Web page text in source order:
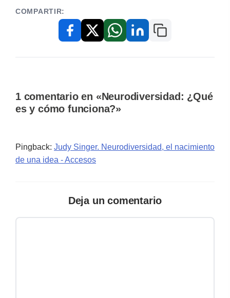
COMPARTIR:
FacebookX / TwitterWhatsAppLinkedInCopiar enlace
1 comentario en «Neurodiversidad: ¿Qué
es y cómo funciona?»
Pingback: Judy Singer. Neurodiversidad, el nacimiento
de una idea - Accesos
Deja un comentario